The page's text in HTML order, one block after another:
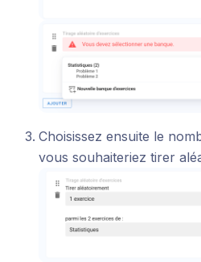
Choisissez ensuite le
vous souhaiteriez tirer